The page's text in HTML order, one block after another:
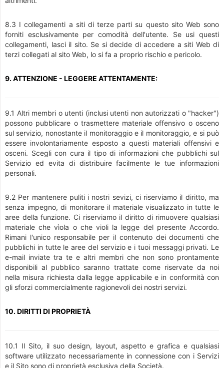
8.3 I collegamenti a siti di terze parti su questo sito Web sono
forniti esclusivamente per comodità dell'utente. Se usi questi
collegamenti, lasci il sito. Se si decide di accedere a siti Web di
terzi collegati al sito Web, lo si fa a proprio rischio e pericolo.
9. ATTENZIONE - LEGGERE ATTENTAMENTE:
9.1 Altri membri o utenti (inclusi utenti non autorizzati o "hacker")
possono pubblicare o trasmettere materiale offensivo o osceno
sul servizio, nonostante il monitoraggio e il monitoraggio, e si può
essere involontariamente esposto a questi materiali offensivi e
osceni. Scegli con cura il tipo di informazioni che pubblichi sul
Servizio ed evita di distribuire facilmente le tue informazioni
personali.
9.2 Per mantenere puliti i nostri sevizi, ci riserviamo il diritto, ma
senza impegno, di monitorare il materiale visualizzato in tutte le
aree della funzione. Ci riserviamo il diritto di rimuovere qualsiasi
materiale che vìola o che violi la legge del presente Accordo.
Rimani l'unico responsabile per il contenuto dei documenti che
pubblichi in tutte le aree del servizio e i tuoi messaggi privati. Le
e-mail inviate tra te e altri membri che non sono prontamente
disponibili al pubblico saranno trattate come riservate da noi
nella misura richiesta dalla legge applicabile e in conformità con
gli sforzi commercialmente ragionevoli dei nostri servizi.
10. DIRITTI DI PROPRIETÀ
10.1 Il Sito, il suo design, layout, aspetto e grafica e qualsiasi
software utilizzato necessariamente in connessione con i Servizi
e il Sito sono di proprietà esclusiva della Società.